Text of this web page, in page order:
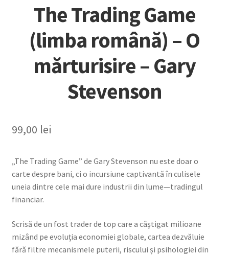
The Trading Game
(limba română) – O
mărturisire – Gary
Stevenson
99,00 lei
„The Trading Game” de Gary Stevenson nu este doar o
carte despre bani, ci o incursiune captivantă în culisele
uneia dintre cele mai dure industrii din lume—tradingul
financiar.
Scrisă de un fost trader de top care a câștigat milioane
mizând pe evoluția economiei globale, cartea dezvăluie
fără filtre mecanismele puterii, riscului și psihologiei din